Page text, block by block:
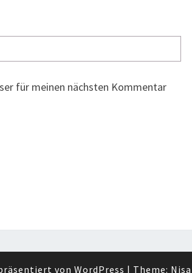
für meinen nächsten Kommentar
von WordPress | Theme: